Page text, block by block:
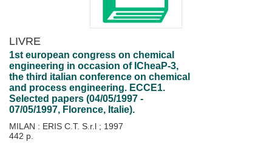
LIVRE
1st european congress on chemical
engineering in occasion of ICheaP-3,
the third italian conference on chemical
and process engineering. ECCE1.
Selected papers (04/05/1997 -
07/05/1997, Florence, Italie).
MILAN : ERIS C.T. S.r.l ; 1997
442 p.